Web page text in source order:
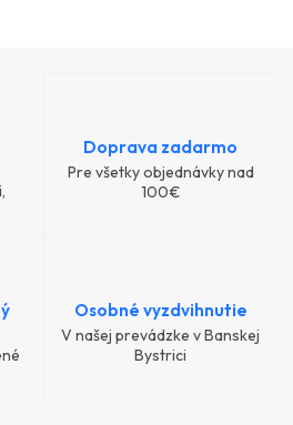
Doprava zadarmo
Pre všetky objednávky nad
100€
Osobné vyzdvihnutie
V našej prevádzke v Banskej
Bystrici